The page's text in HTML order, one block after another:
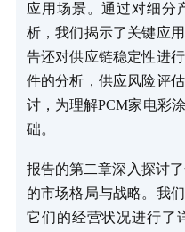
应用场景。通过对细分
析，我们揭示了关键应
告还对供应链稳定性进
件的分析，供应风险评
讨，为理解PCM家电彩
础。
报告的第二章深入探讨
的市场格局与战略。我
它们的经营状况进行了